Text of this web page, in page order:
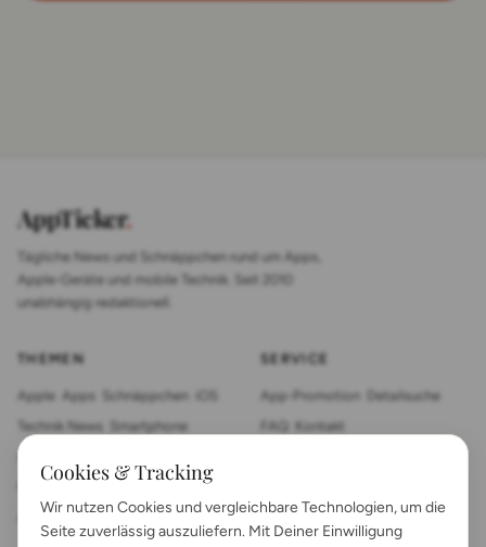
AppTicker.
Tägliche News und Schnäppchen rund um Apps,
Apple-Geräte und mobile Technik. Seit 2010
unabhängig redaktionell.
THEMEN
Apple Apps Schnäppchen
Technik News
Smartphone
Anleitungen Gadgets
SERVICE
App-Promotion
Detailsuche
FAQ
Kontakt
Cookies & Tracking
Wir nutzen Cookies und vergleichbare Technologien, um die
Seite zuverlässig auszuliefern. Mit Deiner Einwilligung